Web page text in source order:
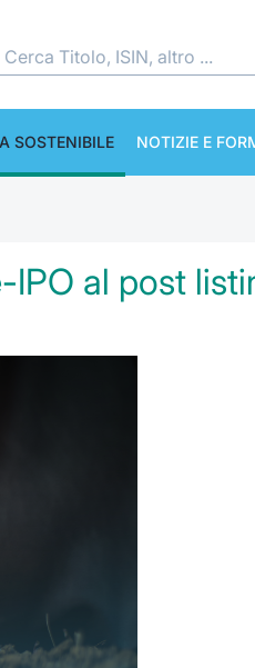
SOSTENIBILE NOTIZIE E
IPO al post